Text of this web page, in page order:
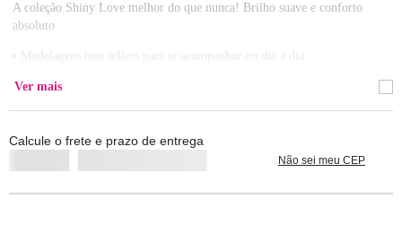
A coleção Shiny Love melhor do que nunca! Brilho suave e conforto
absoluto.
• Modelagens best sellers para te acompanhar no dia a dia;
garantido;
• Linha reformulada ainda mais irresistível!
Composição: Corpo 86% Poliamida / 14% Elastano / Renda Cintura 98%
Ver mais
Calcule o frete e prazo de entrega
Não sei meu CEP